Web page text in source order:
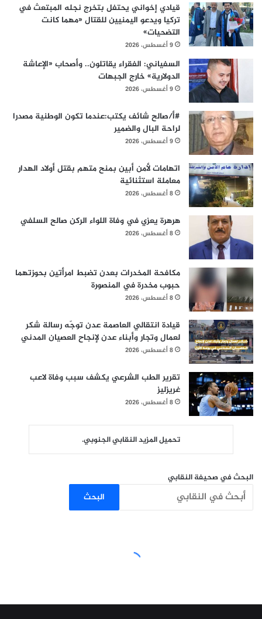
قيادي إخواني يحتفل بتخرج نجله المبتعث في
تركيا ويدعو اليمنيين للقتال «مهما كانت
التضحيات»
9 أغسطس، 2026
السفياني: الفقراء يقاتلون.. وأصحاب «الإعاشة
الدولارية» خارج الجبهات
9 أغسطس، 2026
#أ/صالح شائف يكتب:عندما تكون الوطنية مصدرا
لراحة البال والضمير
9 أغسطس، 2026
اتهامات لأمن أبين بمنح متهم بقتل أولاد الهدار
معاملة استثنائية
8 أغسطس، 2026
هرهرة يعزي في وفاة اللواء الركن صالح السلفي
8 أغسطس، 2026
مكافحة المخدرات بعدن تضبط امرأتين بحوزتهما
حبوب مخدرة في المنصورة
8 أغسطس، 2026
قيادة انتقالي العاصمة عدن توجّه رسالة شكر
لعمال وتجار وأبناء عدن لإنجاح العصيان المدني
8 أغسطس، 2026
تقرير الطب الشرعي يكشف سبب وفاة لاعب
غريزليز
8 أغسطس، 2026
تحميل المزيد النقابي الجنوبي.
البحث في صحيفة النقابي
البحث